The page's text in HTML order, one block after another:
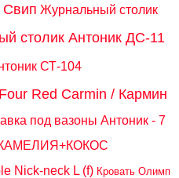
Свип Журнальный столик
столик Антоник ДС-11
СТ-104
Red Carmin / Кармин
под вазоны Антоник - 7
КАМЕЛИЯ+КОКОС
Nick-neck L (f) Кровать Олимп